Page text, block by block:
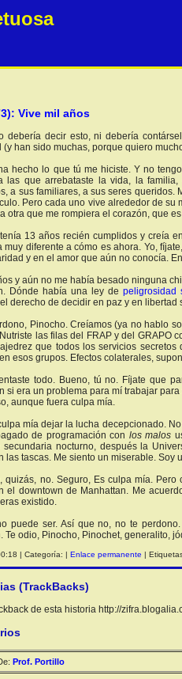
Vive mil años
debería decir esto, ni debería
(y han sido muchas, porque quiero
hecho lo que tú me hiciste. Y no
las que arrebataste la vida, la
a sus familiares, a sus seres queridos.
Pero cada uno vive alrededor de
otra que me rompiera el corazón, que
13 años recién cumplidos y creía
muy diferente a cómo es ahora. Yo,
y en el amor que aún no conocía.
y aún no me había besado ninguna
Dónde había una ley de peligrosidad
derecho de decidir en paz y en
Pinocho. Creíamos (ya no hablo
las filas del FRAP y del GRAPO
que todos los servicios
esos grupos. Efectos colaterales,
todo. Bueno, tú no. Fíjate que
si era un problema para mí trabajar
aunque fuera culpa mía.
mía dejar la lucha decepcionado.
de programación con los malos
secundaria nocturno, después la
las tascas. Me siento un miserable. Soy
quizás, no. Seguro, Es culpa mía.
el downtown de Manhattan. Me
existido.
puede ser. Así que no, no te
Te odio, Pinocho, Pinochet, generalito,
| Categoría: |Enlace permanente |
(TrackBacks)
de esta historia http://
Prof. Portillo